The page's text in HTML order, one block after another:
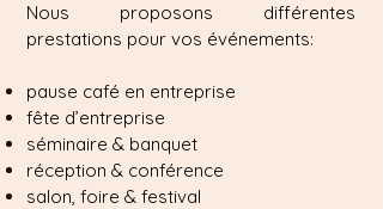
Nous proposons différentes
prestations pour vos événements:
pause café en entreprise
fête d’entreprise
séminaire & banquet
réception & conférence
salon, foire & festival